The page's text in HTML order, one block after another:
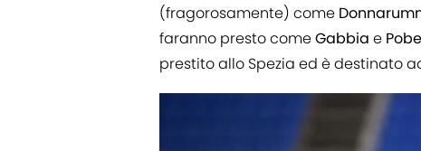
(fragorosamente) come
faranno presto comeGabbia e
prestito allo Spezia ed è destinato